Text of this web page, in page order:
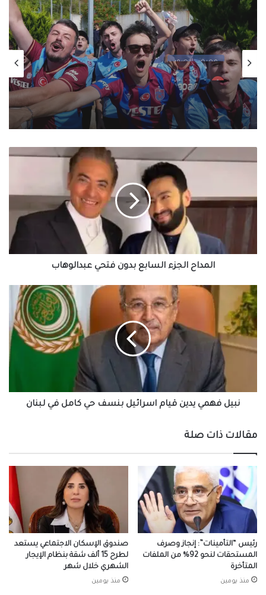
معرض الصور
منذ يوم واحد
احتفالات جماهير طرابزون سبور بصفقة القرن
محمد صلاح
الجزء
فتحي
المداح الجزء السابع بدون فتحي عبدالوهاب
نبيل
فهمي
يدين
قيام
اسرائيل
بنسف
في
نبيل فهمي يدين قيام اسرائيل بنسف حي كامل في لبنان
مقالات ذات صلة
رئيس “التأمينات”: إنجاز وصرف
المستحقات لنحو 92% من الملفات
المتأخرة
منذ يومين
صندوق الإسكان الاجتماعي يستعد
لطرح 15 ألف شقة بنظام الإيجار
الشهري خلال شهر
منذ يومين